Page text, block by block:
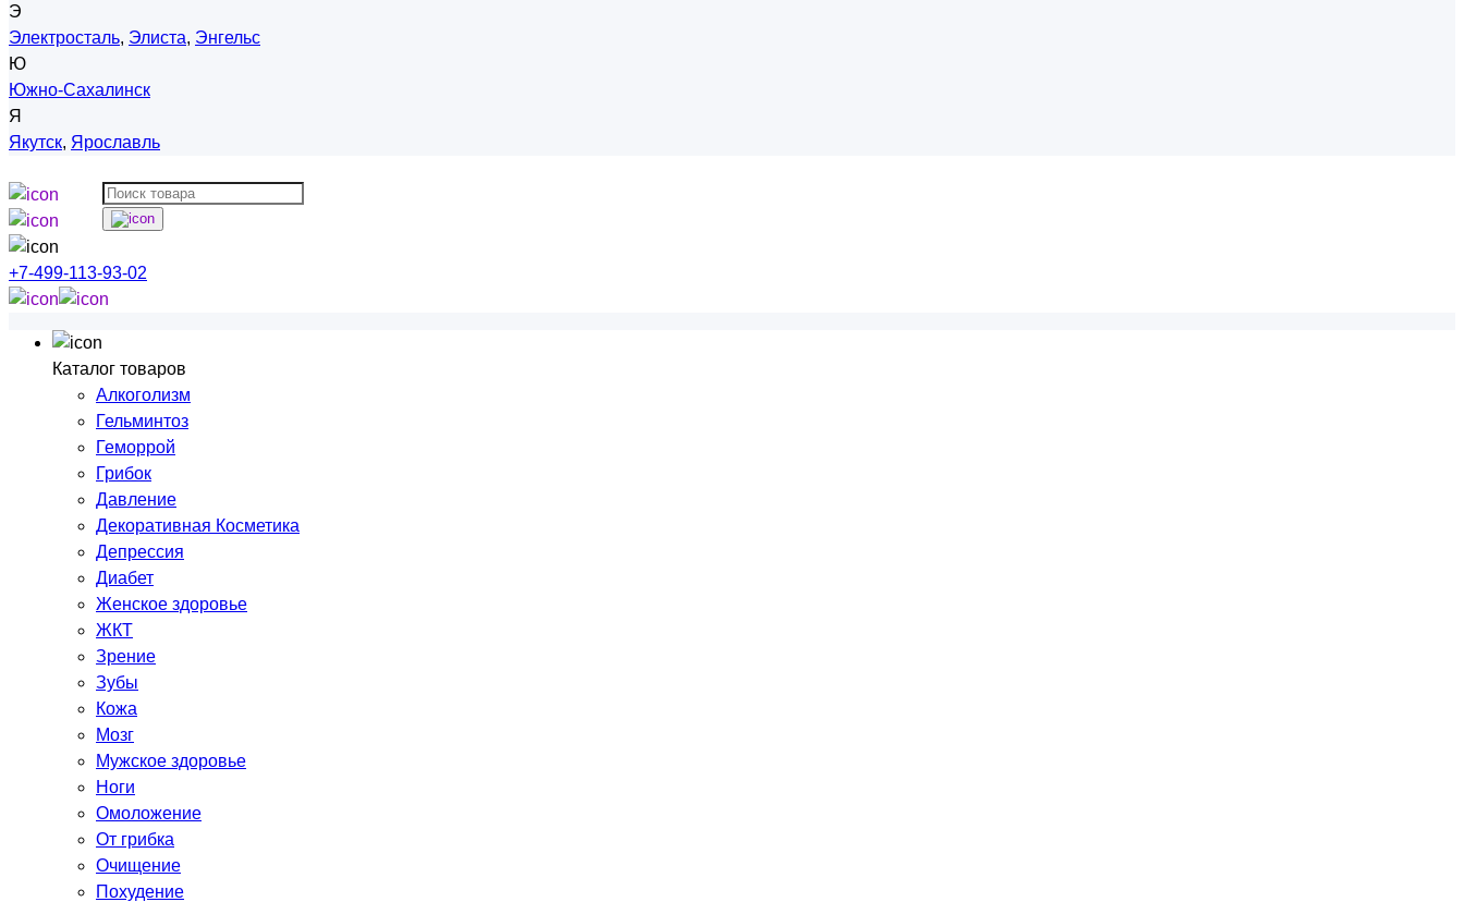
Э
Электросталь, Элиста, Энгельс
Ю
Южно-Сахалинск
Я
Якутск, Ярославль
+7-499-113-93-02
Каталог товаров
Алкоголизм
Гельминтоз
Геморрой
Грибок
Давление
Декоративная Косметика
Депрессия
Диабет
Женское здоровье
ЖКТ
Зрение
Зубы
Кожа
Мозг
Мужское здоровье
Ноги
Омоложение
От грибка
Очищение
Похудение